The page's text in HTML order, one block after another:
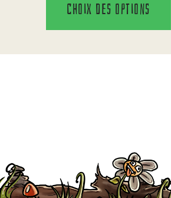
Choix des options